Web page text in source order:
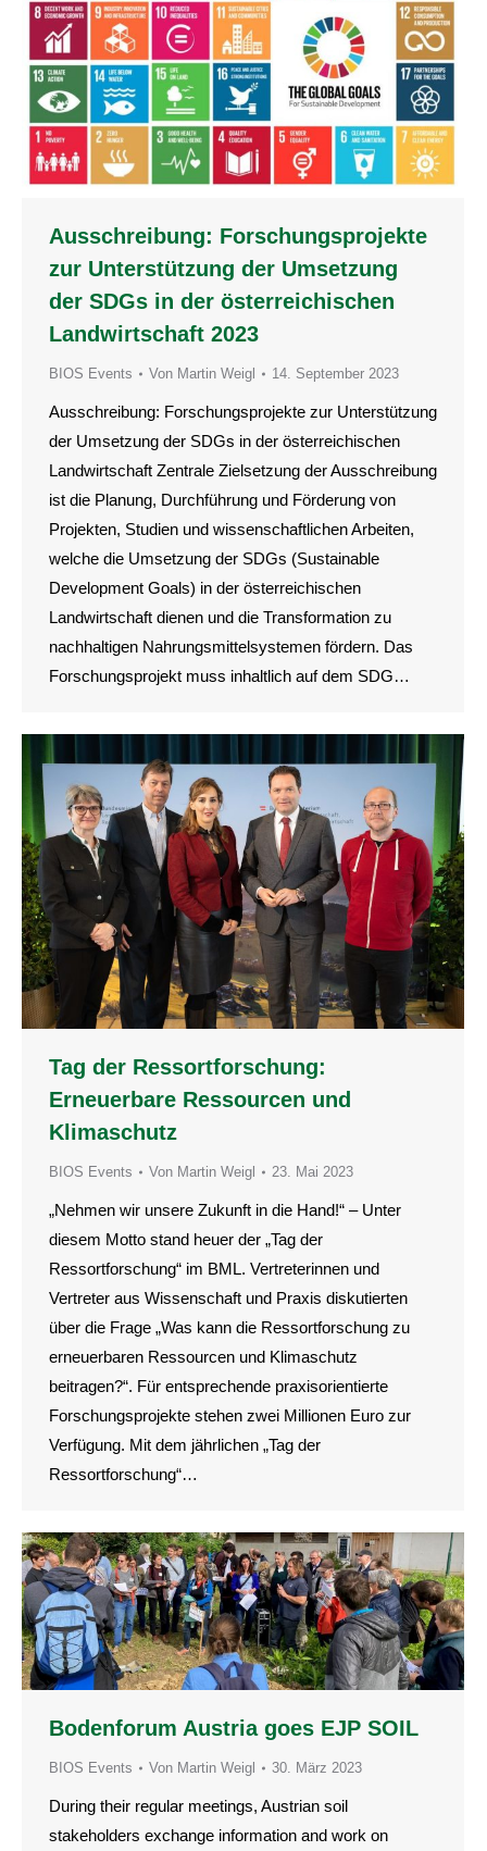
Ausschreibung: Forschungsprojekte
zur Unterstützung der Umsetzung
der SDGs in der österreichischen
Landwirtschaft 2023
BIOS Events Von Martin Weigl 14. September 2023
Ausschreibung: Forschungsprojekte zur Unterstützung
der Umsetzung der SDGs in der österreichischen
Landwirtschaft Zentrale Zielsetzung der Ausschreibung
ist die Planung, Durchführung und Förderung von
Projekten, Studien und wissenschaftlichen Arbeiten,
welche die Umsetzung der SDGs (Sustainable
Development Goals) in der österreichischen
Landwirtschaft dienen und die Transformation zu
nachhaltigen Nahrungsmittelsystemen fördern. Das
Forschungsprojekt muss inhaltlich auf dem SDG…
Tag der Ressortforschung:
Erneuerbare Ressourcen und
Klimaschutz
BIOS Events Von Martin Weigl 23. Mai 2023
„Nehmen wir unsere Zukunft in die Hand!“ – Unter
diesem Motto stand heuer der „Tag der
Ressortforschung“ im BML. Vertreterinnen und
Vertreter aus Wissenschaft und Praxis diskutierten
über die Frage „Was kann die Ressortforschung zu
erneuerbaren Ressourcen und Klimaschutz
beitragen?“. Für entsprechende praxisorientierte
Forschungsprojekte stehen zwei Millionen Euro zur
Verfügung. Mit dem jährlichen „Tag der
Ressortforschung“…
Bodenforum Austria goes EJP SOIL
BIOS Events Von Martin Weigl 30. März 2023
During their regular meetings, Austrian soil
stakeholders exchange information and work on